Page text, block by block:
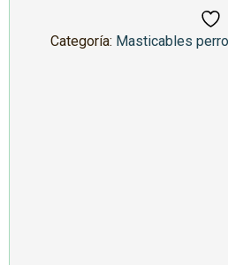
Categoría: Masticables